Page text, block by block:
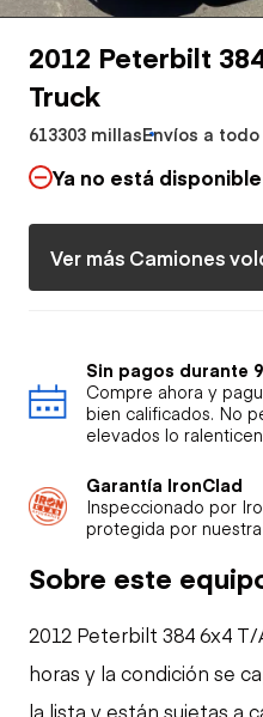
2012 Peterbilt
Truck
613303 millasEnvíos a
Ya no está disponible
Ver más Camiones
Sin pagos durante
Compre ahora y
bien calificados. No
elevados lo
Garantía IronClad
Inspeccionado por
protegida por
Sobre este
2012 Peterbilt 384 6x4
horas y la condición se
la lista y están sujetas a